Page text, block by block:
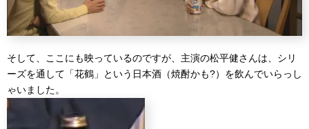
そして、ここにも映っているのですが、主演の松平健さんは、シリ
ーズを通して「花鶴」という日本酒（焼酎かも?）を飲んでいらっし
ゃいました。